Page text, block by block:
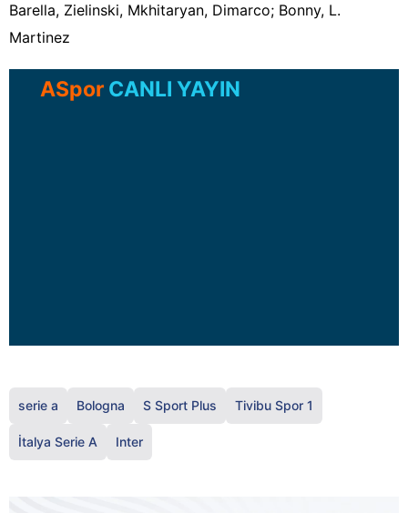
Barella, Zielinski, Mkhitaryan, Dimarco; Bonny, L.
Martinez
ASpor CANLI YAYIN
serie a Bologna S Sport Plus Tivibu Spor 1
İtalya Serie A Inter